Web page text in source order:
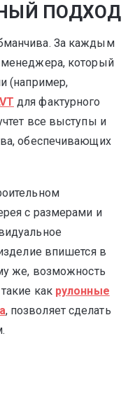
ПОДХОД
За каждым
который
(например,
для фактурного
все выступы и
обеспечивающих
с размерами и
впишется в
же, возможность
как рулонные
, позволяет сделать